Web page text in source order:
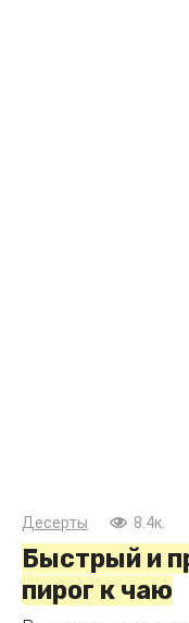
Десерты 8.4к.
Быстрый и
пирог к чаю